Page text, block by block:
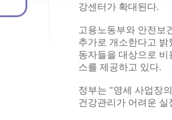
강센터가 확대된다.
고용노동부와 안전보
추가로 개소한다고 밝
동자들을 대상으로
스를 제공하고 있다.
정부는 "영세 사업장
건강관리가 어려운